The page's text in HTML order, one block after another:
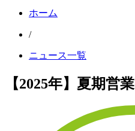
ホーム
/
ニュース一覧
【2025年】夏期営